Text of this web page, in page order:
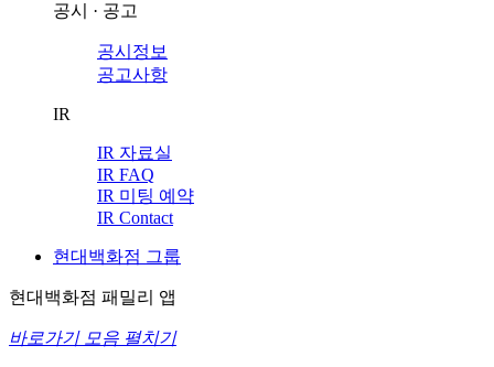
공시 · 공고
공시정보
공고사항
IR
IR 자료실
IR FAQ
IR 미팅 예약
IR Contact
현대백화점 그룹
현대백화점 패밀리 앱
바로가기 모음 펼치기